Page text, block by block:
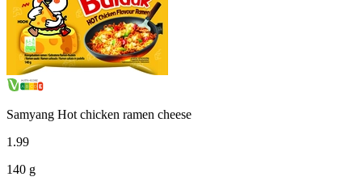
Samyang Hot chicken ramen cheese
1 .99
140 g